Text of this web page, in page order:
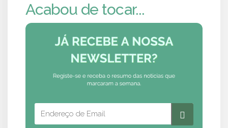
Acabou de tocar...